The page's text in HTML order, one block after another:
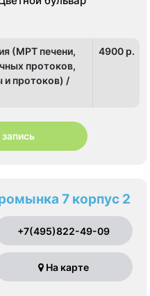
(МРТ печени,
протоков,
протоков) /
4900 p.
7 корпус 2
+7(495)822-49-09
На карте